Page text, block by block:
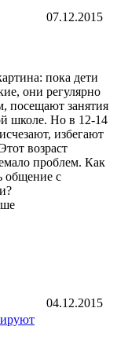
07.12.2015
пока дети
они регулярно
посещают занятия
школе. Но в 12-14
избегают
возраст
проблем. Как
общение с
04.12.2015